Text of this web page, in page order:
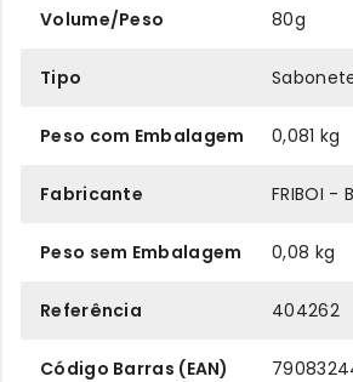
Volume/Peso 80g
Tipo
Peso com Embalagem 0,081 kg
Fabricante FRIBOI -
Peso sem Embalagem 0,08 kg
Referência 404262
Código Barras (EAN)